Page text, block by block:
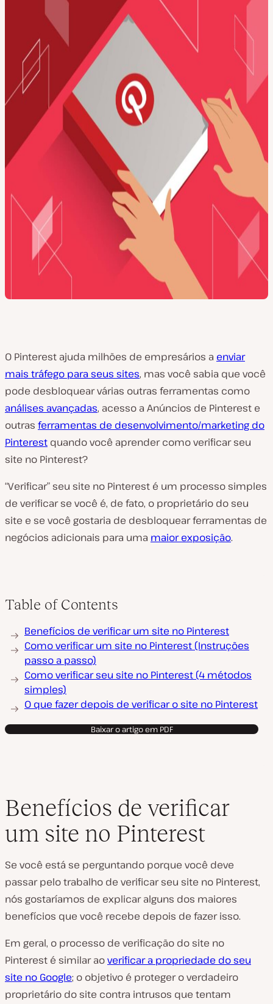
O Pinterest ajuda milhões de empresários a enviar
mais tráfego para seus sites, mas você sabia que você
pode desbloquear várias outras ferramentas como
análises avançadas, acesso a Anúncios de Pinterest e
outras ferramentas de desenvolvimento/marketing do
Pinterest quando você aprender como verificar seu
site no Pinterest?
“Verificar” seu site no Pinterest é um processo simples
de verificar se você é, de fato, o proprietário do seu
site e se você gostaria de desbloquear ferramentas de
negócios adicionais para uma maior exposição.
Table of Contents
Benefícios de verificar um site no Pinterest
Como verificar um site no Pinterest (Instruções
passo a passo)
Como verificar seu site no Pinterest (4 métodos
simples)
O que fazer depois de verificar o site no Pinterest
Baixar o artigo em PDF
Benefícios de verificar
um site no Pinterest
Se você está se perguntando porque você deve
passar pelo trabalho de verificar seu site no Pinterest,
nós gostaríamos de explicar alguns dos maiores
benefícios que você recebe depois de fazer isso.
Em geral, o processo de verificação do site no
Pinterest é similar aoverificar a propriedade do seu
site no Google; o objetivo é proteger o verdadeiro
proprietário do site contra intrusos que tentam